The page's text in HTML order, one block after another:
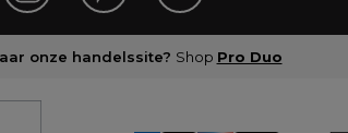
onze handelssite? Shop Pro Duo